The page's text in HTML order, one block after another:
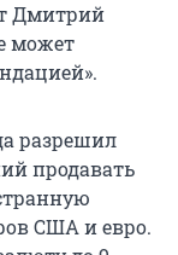
Дмитрий
может
разрешил
продавать
США и евро.